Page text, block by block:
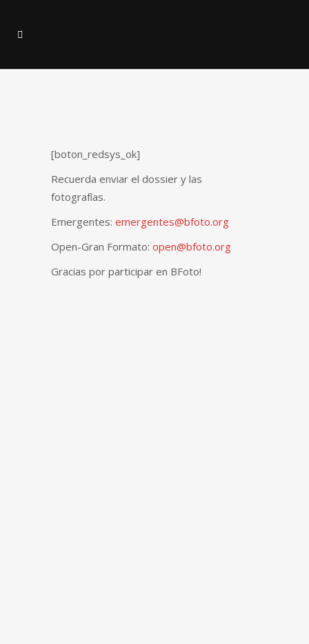
[boton_redsys_ok]
Recuerda enviar el dossier y las
fotografías.
Emergentes: emergentes@bfoto.org
Open-Gran Formato: open@bfoto.org
Gracias por participar en BFoto!